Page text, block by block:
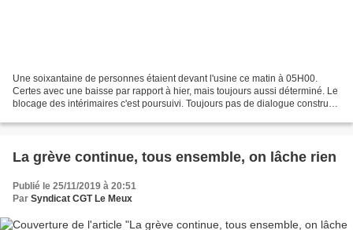
Une soixantaine de personnes étaient devant l'usine ce matin à 05H00.
Certes avec une baisse par rapport à hier, mais toujours aussi déterminé. Le
blocage des intérimaires c'est poursuivi. Toujours pas de dialogue constructif
La grève continue, tous ensemble, on lâche rien
Publié le 25/11/2019 à 20:51
Par Syndicat CGT Le Meux